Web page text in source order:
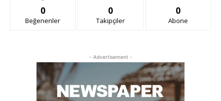
0
Beğenenler
0
Takipçiler
0
Abone
- Advertisement -